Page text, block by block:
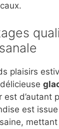
plaisirs
est d’autant
est issue